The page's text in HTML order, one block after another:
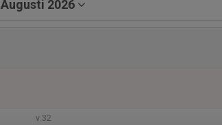
Augusti 2026
v.32